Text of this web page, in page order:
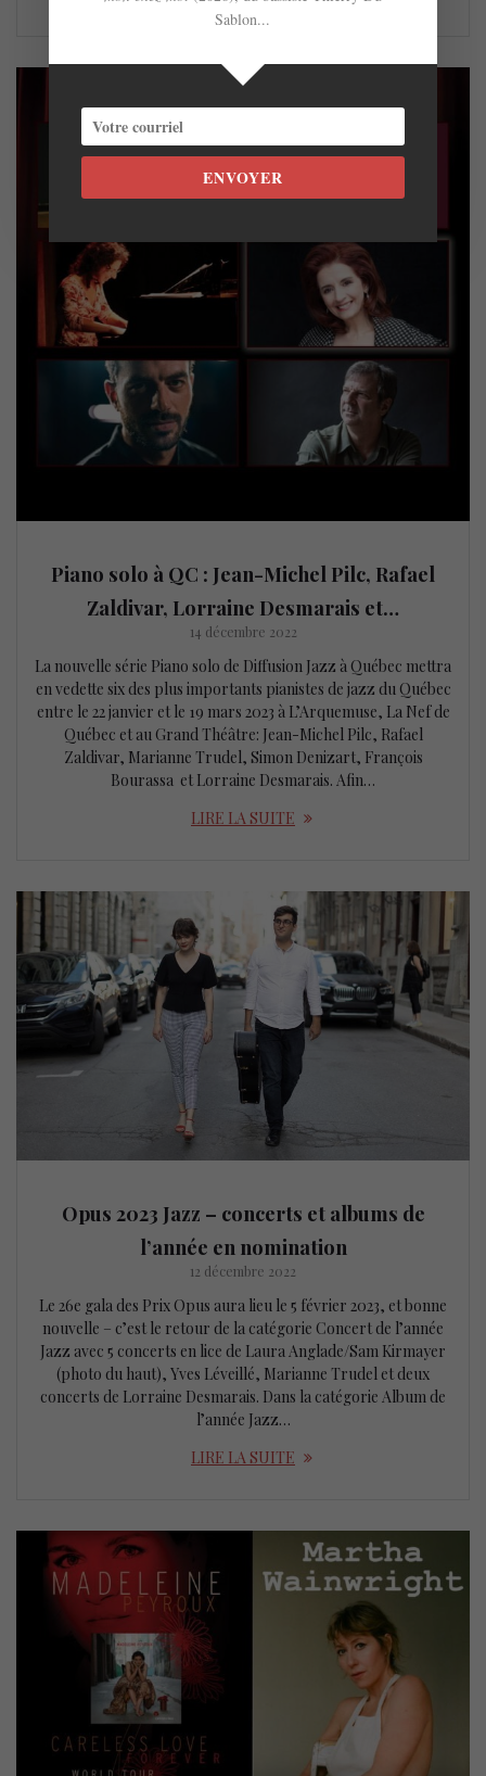
Piano solo à QC : Jean-Michel Pilc, Rafael
Zaldivar, Lorraine Desmarais et…
14 décembre 2022
La nouvelle série Piano solo de Diffusion Jazz à Québec mettra
en vedette six des plus importants pianistes de jazz du Québec
entre le 22 janvier et le 19 mars 2023 à L’Arquemuse, La Nef de
Québec et au Grand Théâtre: Jean-Michel Pilc, Rafael
Zaldivar, Marianne Trudel, Simon Denizart, François
Bourassa et Lorraine Desmarais. Afin…
LIRE LA SUITE
Opus 2023 Jazz – concerts et albums de
l’année en nomination
12 décembre 2022
Le 26e gala des Prix Opus aura lieu le 5 février 2023, et bonne
nouvelle – c’est le retour de la catégorie Concert de l’année
Jazz avec 5 concerts en lice de Laura Anglade/Sam Kirmayer
(photo du haut), Yves Léveillé, Marianne Trudel et deux
concerts de Lorraine Desmarais. Dans la catégorie Album de
l’année Jazz…
LIRE LA SUITE
Sablon...
ENVOYER